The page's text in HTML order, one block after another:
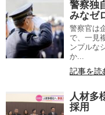
警察独
みなゼ
警察官は
で、一見
ンプルな
か...
記事を読
人材多
採用